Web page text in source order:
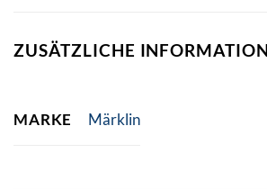
ZUSÄTZLICHE
MARKE Märklin